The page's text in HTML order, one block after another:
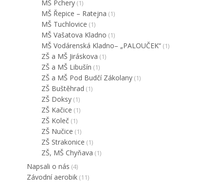
MŠ Pchery (1)
MŠ Řepice – Ratejna (1)
MŠ Tuchlovice (1)
MŠ Vašatova Kladno (1)
MŠ Vodárenská Kladno– „PALOUČEK“ (1)
ZŠ a MŠ Jiráskova (1)
ZŠ a MŠ Libušín (1)
ZŠ a MŠ Pod Budčí Zákolany (1)
ZŠ Buštěhrad (1)
ZŠ Doksy (1)
ZŠ Kačice (1)
ZŠ Koleč (1)
ZŠ Nučice (1)
ZŠ Strakonice (1)
ZŠ, MŠ Chyňava (1)
Napsali o nás (4)
Závodní aerobik (11)